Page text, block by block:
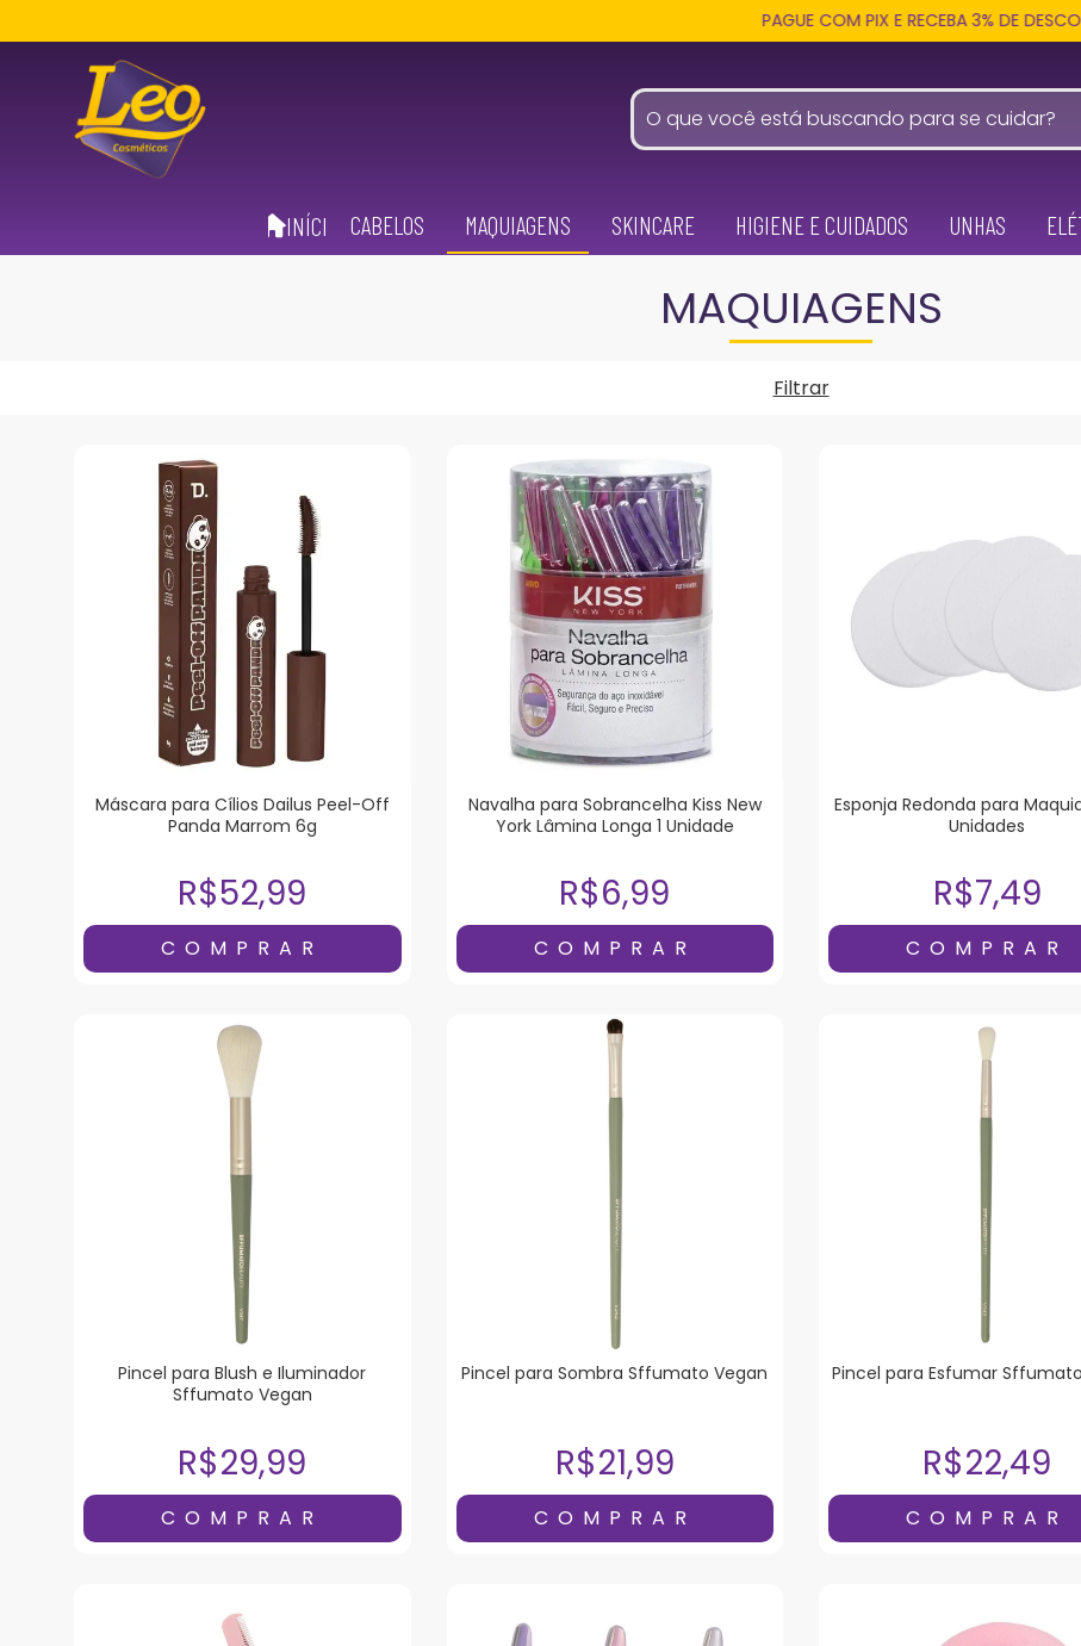
PAGUE COM PIX E RECEBA 3% DE DESCONTO EM
INÍCIO CABELOS MAQUIAGENS SKINCARE HIGIENE E CUIDADOS UNHAS
MAQUIAGENS
Filtrar
Máscara para Cílios Dailus Peel-Off
Panda Marrom 6g
R$52,99
Navalha para Sobrancelha Kiss New
York Lâmina Longa 1 Unidade
R$6,99
Esponja Redonda para
Unidades
R$7,49
Pincel para Blush e Iluminador
Sffumato Vegan
R$29,99
Pincel para Sombra Sffumato Vegan
R$21,99
Pincel para Esfumar
R$22,49